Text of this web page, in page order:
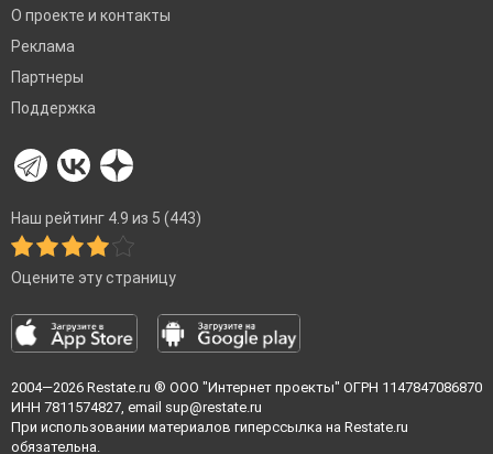
О проекте и контакты
Реклама
Партнеры
Поддержка
Наш рейтинг 4.9 из 5 (443)
Оцените эту страницу
2004—2026 Restate.ru ® ООО "Интернет проекты" ОГРН 1147847086870
ИНН 7811574827, email sup@restate.ru
При использовании материалов гиперссылка на Restate.ru
обязательна.